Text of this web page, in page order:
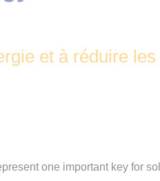
et à réduire
one important key for